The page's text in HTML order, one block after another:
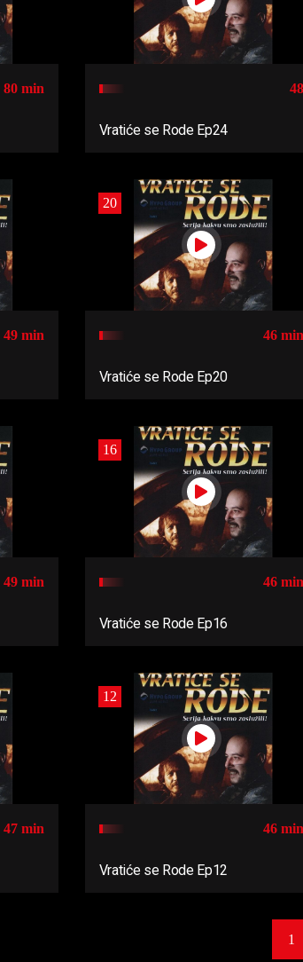
80 min 48
Vratiće se Rode Ep24
49 min
20
46 min
Vratiće se Rode Ep20
49 min
16
46 min
Vratiće se Rode Ep16
47 min
12
46 min
Vratiće se Rode Ep12
1